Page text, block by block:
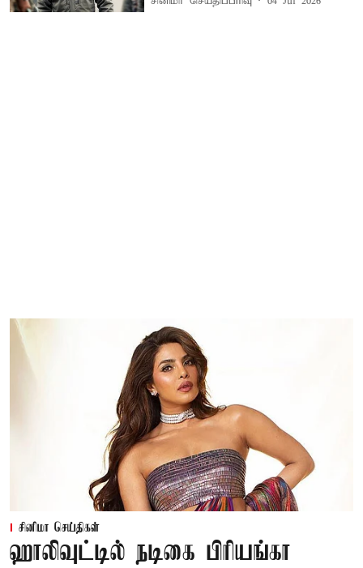
சினிமா செய்திகள்
ஹாலிவுட்டில் நடிகை பிரியங்கா